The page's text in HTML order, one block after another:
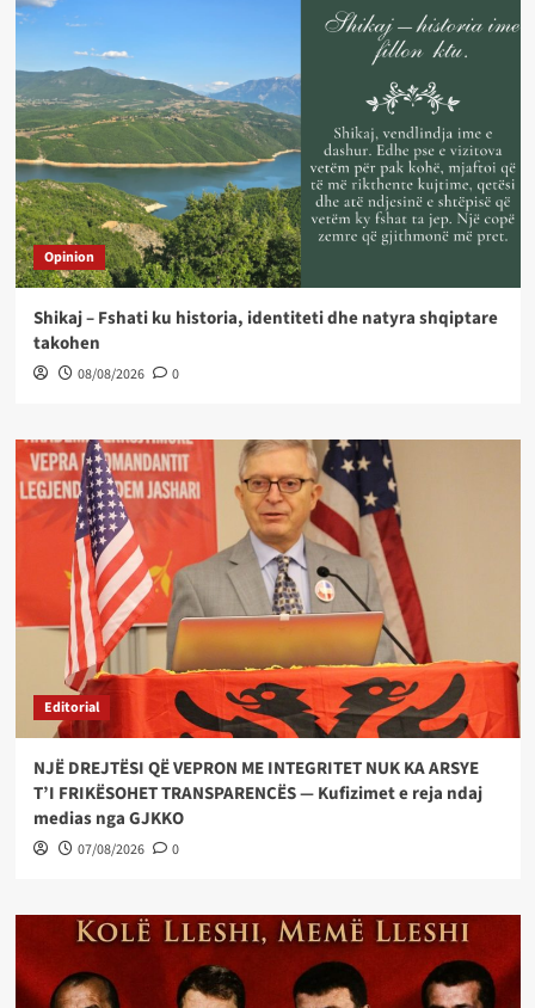
Opinion
Shikaj – Fshati ku historia, identiteti dhe natyra shqiptare
takohen
08/08/2026 0
Editorial
NJË DREJTËSI QË VEPRON ME INTEGRITET NUK KA ARSYE
T’I FRIKËSOHET TRANSPARENCËS — Kufizimet e reja ndaj
medias nga GJKKO
07/08/2026 0